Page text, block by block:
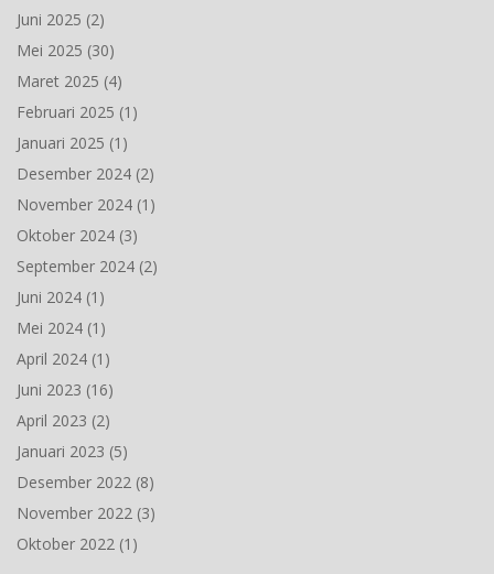
Juni 2025 (2)
Mei 2025 (30)
Maret 2025 (4)
Februari 2025 (1)
Januari 2025 (1)
Desember 2024 (2)
November 2024 (1)
Oktober 2024 (3)
September 2024 (2)
Juni 2024 (1)
Mei 2024 (1)
April 2024 (1)
Juni 2023 (16)
April 2023 (2)
Januari 2023 (5)
Desember 2022 (8)
November 2022 (3)
Oktober 2022 (1)